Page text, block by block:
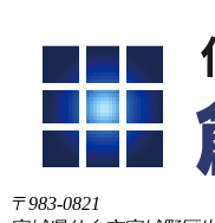
〒983-0821